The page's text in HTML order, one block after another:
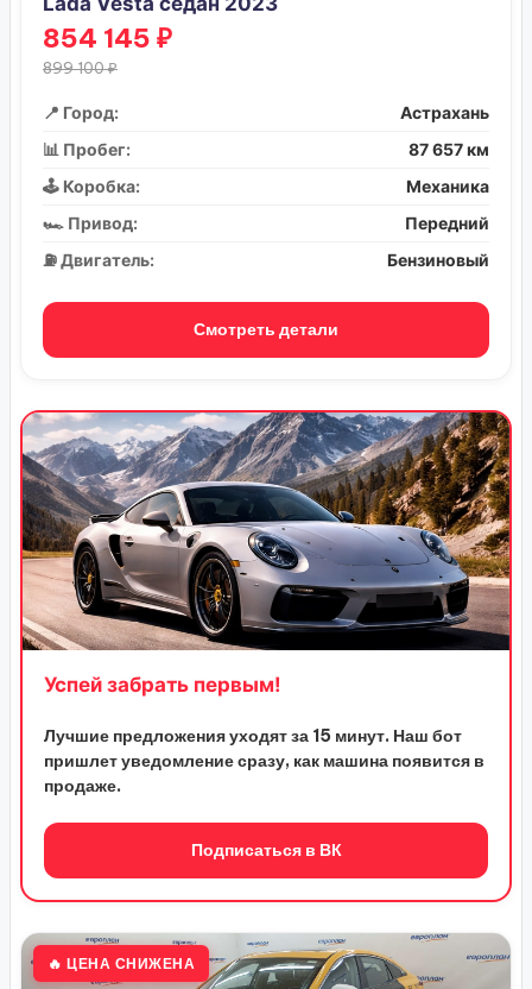
854 145 ₽
899 100 ₽
📍 Город:
Астрахань
📊 Пробег:
87 657 км
🕹️ Коробка:
Механика
🏎️ Привод:
Передний
⛽ Двигатель:
Бензиновый
Смотреть детали
Успей забрать первым!
Лучшие предложения уходят за 15 минут. Наш бот
пришлет уведомление сразу, как машина появится в
продаже.
Подписаться в ВК
🔥 ЦЕНА СНИЖЕНА